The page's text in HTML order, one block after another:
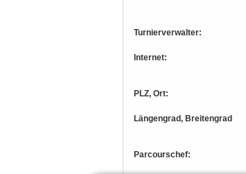
Turnierverwalter:
Internet:
PLZ, Ort:
Längengrad, Breitengrad
Parcourschef: